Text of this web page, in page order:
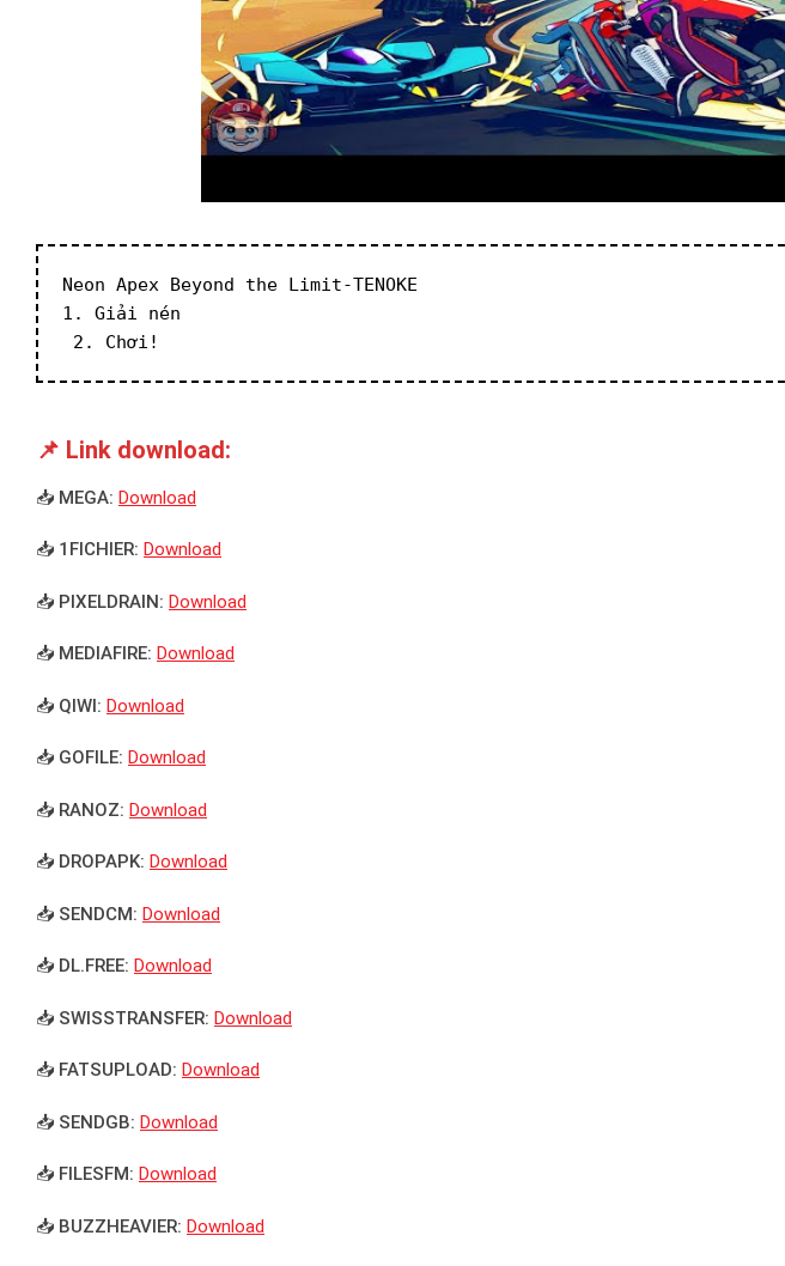
Neon Apex Beyond the Limit-TENOKE
1. Giải nén
2. Chơi!
📌 Link download:
📥 MEGA: Download
📥 1FICHIER: Download
📥 PIXELDRAIN: Download
📥 MEDIAFIRE: Download
📥 QIWI: Download
📥 GOFILE: Download
📥 RANOZ: Download
📥 DROPAPK: Download
📥 SENDCM: Download
📥 DL.FREE: Download
📥 SWISSTRANSFER: Download
📥 FATSUPLOAD: Download
📥 SENDGB: Download
📥 FILESFM: Download
📥 BUZZHEAVIER: Download